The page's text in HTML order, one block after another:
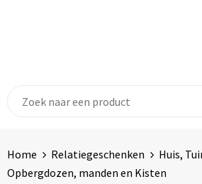
Home Relatiegeschenken Huis,
Opbergdozen, manden en Kisten